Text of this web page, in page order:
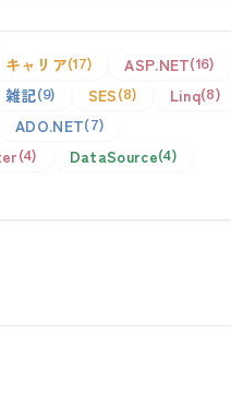
キャリア 17 ASP.NET 16
雑記 9 SES 8 Linq 8
ADO.NET 7
4 DataSource 4